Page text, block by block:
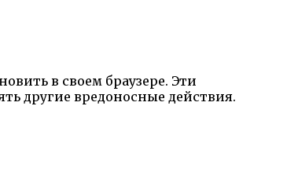
в своем браузере. Эти
другие вредоносные действия.